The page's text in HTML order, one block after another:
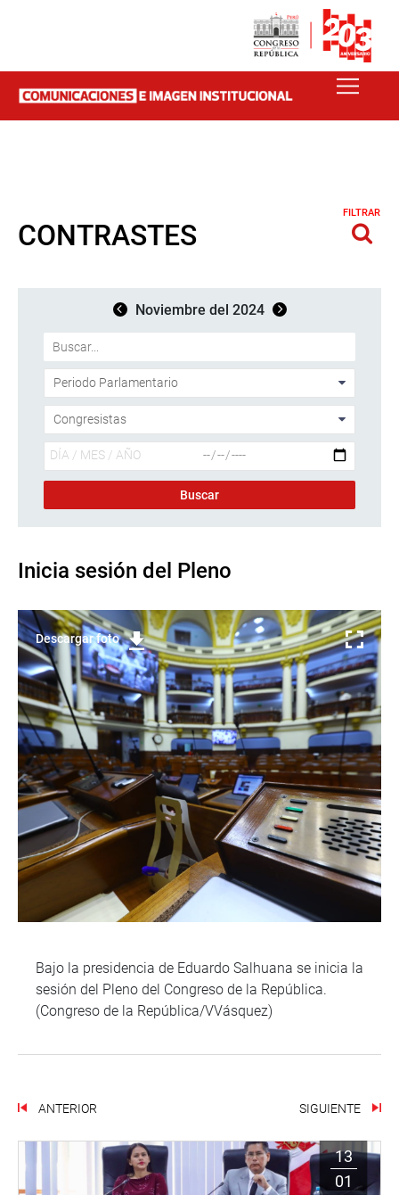
CONTRASTES
FILTRAR
Noviembre del 2024
Inicia sesión del Pleno
Descargar foto
Bajo la presidencia de Eduardo Salhuana se inicia la
sesión del Pleno del Congreso de la República.
(Congreso de la República/VVásquez)
ANTERIOR SIGUIENTE
13
01